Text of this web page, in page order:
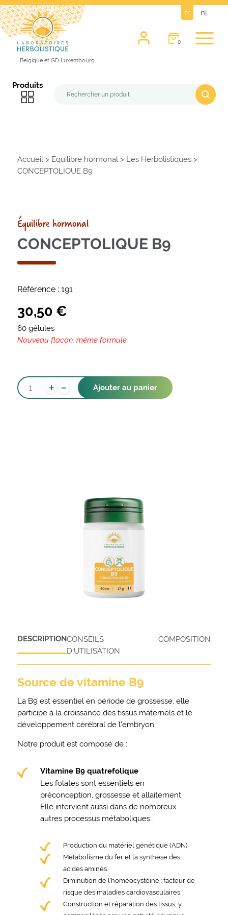
fr nl
Belgique et GD Luxembourg
0
Produits
Accueil > Équilibre hormonal > Les Herbolistiques>
CONCEPTOLIQUE B9
Équilibre hormonal
CONCEPTOLIQUE B9
30,50 €
60 gélules
Nouveau flacon, même formule
QUANTITÉ
DE
+ - Ajouter au panier
Référence : 191
DESCRIPTIONCONSEILS
D'UTILISATION
COMPOSITION
Source de vitamine B9
La B9 est essentiel en période de grossesse, elle
participe à la croissance des tissus maternels et le
développement cérébral de l’embryon.
Notre produit est composé de :
Vitamine B9 quatrefolique
Les folates sont essentiels en
préconception, grossesse et allaitement.
Elle intervient aussi dans de nombreux
autres processus métaboliques :
Production du matériel génétique (ADN).
Métabolisme du fer et la synthèse des
acides aminés.
Diminution de l’homéocystéine : facteur de
risque des maladies cardiovasculaires.
Construction et réparation des tissus, y